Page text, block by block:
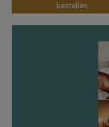
bestellen